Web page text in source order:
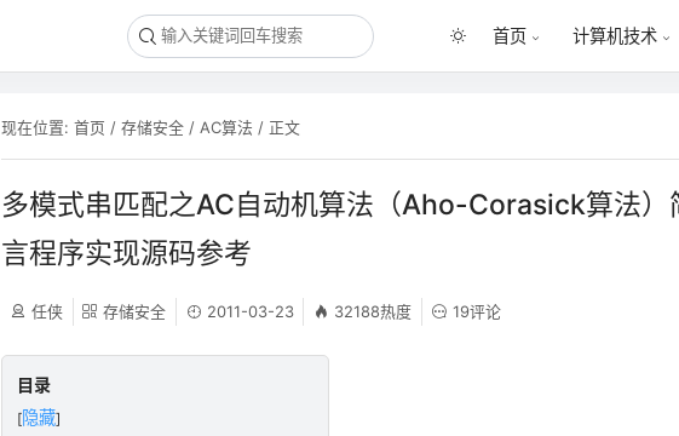
首页 计算机技术
现在位置:首页 /存储安全 / AC算法 / 正文
多模式串匹配之AC自动机算法（Aho-Corasick算法）
言程序实现源码参考
任侠 存储安全 2011-03-23 32188热度 19评论
目录
[隐藏]